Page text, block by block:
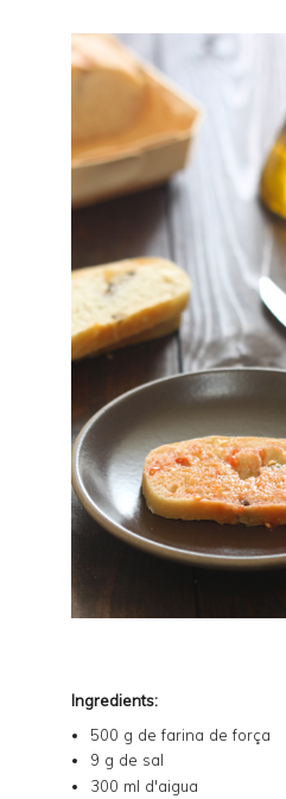
Ingredients:
500 g de farina de força
9 g de sal
300 ml d'aigua